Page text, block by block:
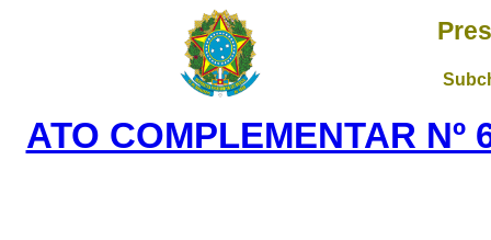
ATO COMPLEMENTAR Nº